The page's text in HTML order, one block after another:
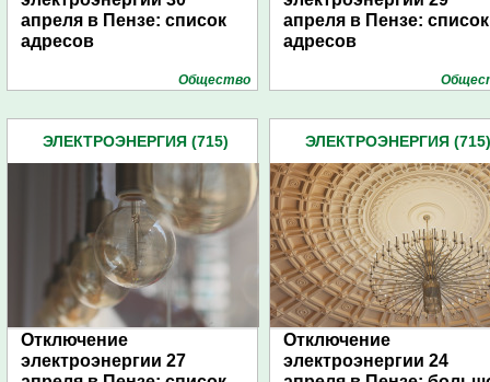
апреля в Пензе: список
адресов
Общество
апреля в Пензе: список
адресов
ЭЛЕКТРОЭНЕРГИЯ (715)
Отключение
электроэнергии 27
ЭЛЕКТРОЭНЕРГИЯ (715)
Отключение
электроэнергии 24